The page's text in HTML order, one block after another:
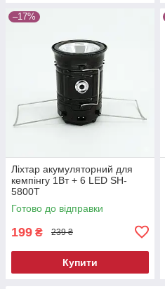
–17%
Ліхтар акумуляторний для
кемпінгу 1Вт + 6 LED SH-
5800T
Готово до відправки
199 ₴ 239 ₴
Купити